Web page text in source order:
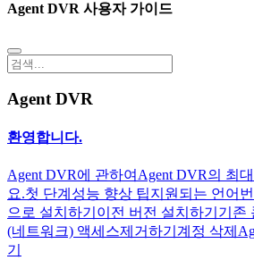
Agent DVR 사용자 가이드
Agent DVR
환영합니다.
Agent DVR에 관하여 Agent DVR의 최
요.첫 단계 성능 향상 팁지원되는 언어
으로 설치하기 이전 버전 설치하기 기존
(네트워크) 액세스제거하기 계정 삭제
기